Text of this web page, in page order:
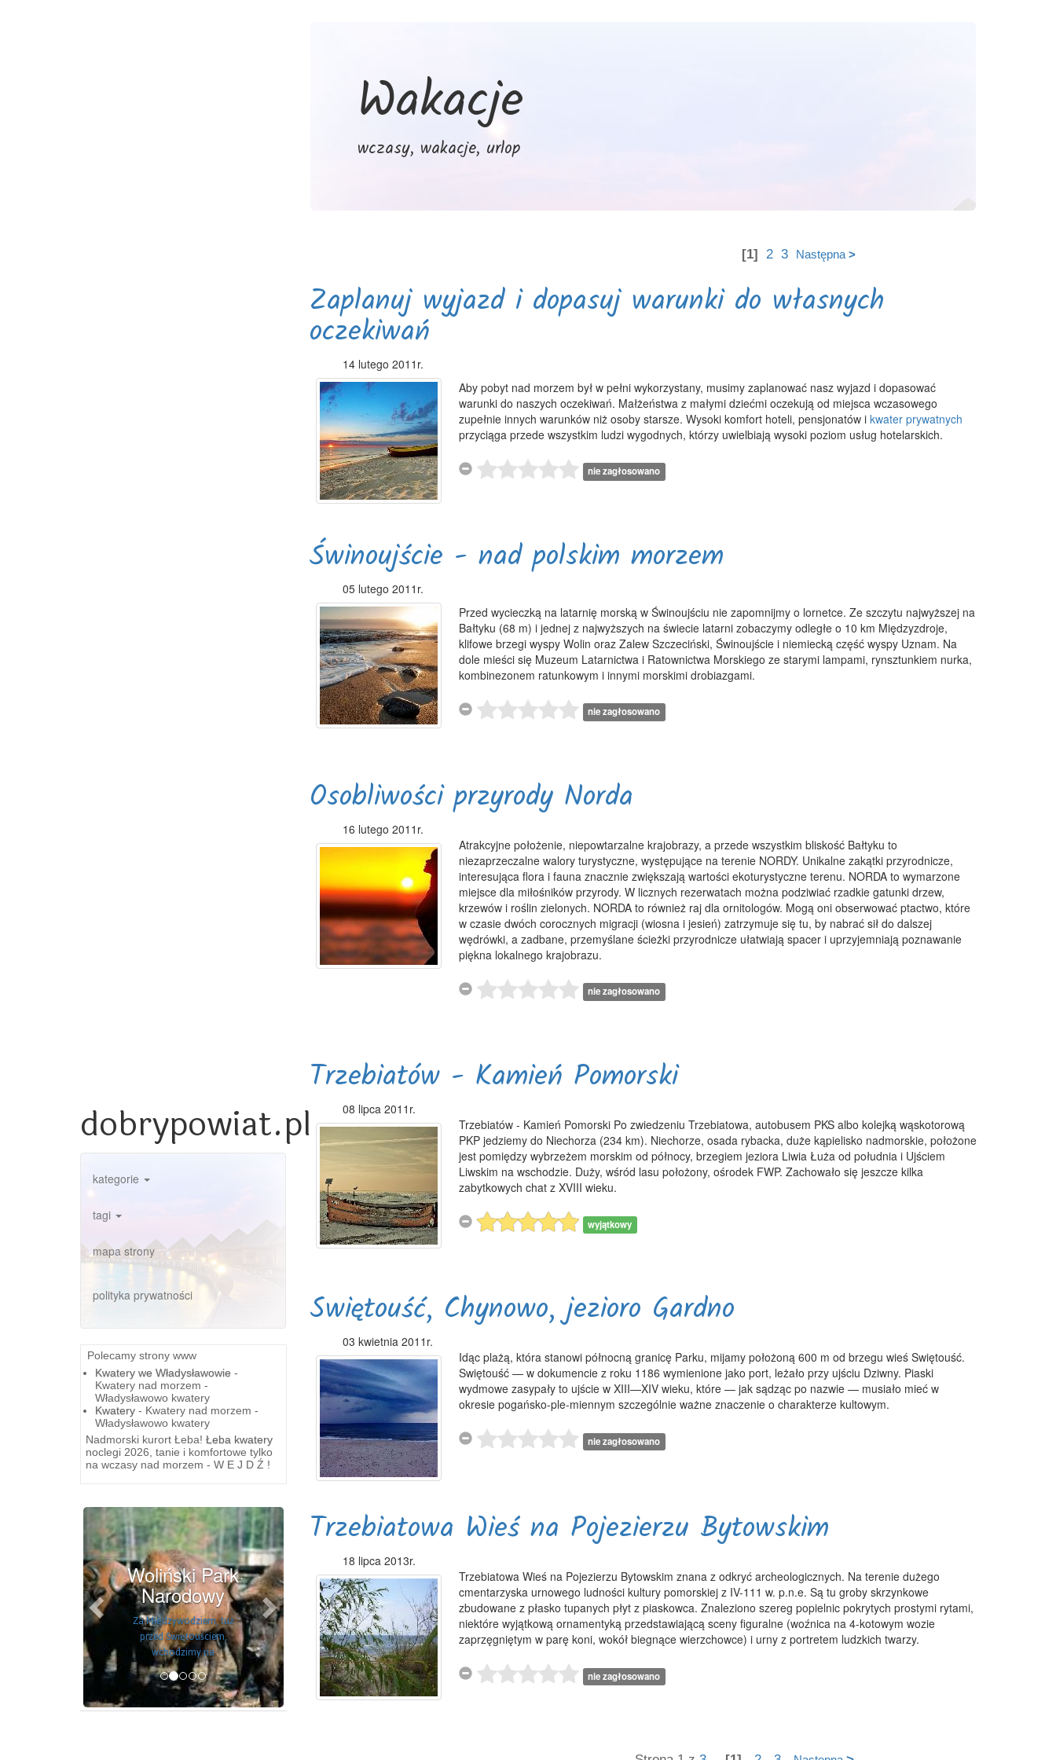
dobrypowiat.pl
kategorie
tagi
mapa strony
polityka prywatności
Polecamy strony www
Kwatery we Władysławowie -
Kwatery nad morzem -
Władysławowo kwatery
Kwatery - Kwatery nad morzem -
Władysławowo kwatery
Nadmorski kurort Łeba! Łeba kwatery
noclegi 2026, tanie i komfortowe tylko
na wczasy nad morzem - W E J D Ź !
Woliński Park
Narodowy
Za Międzywodziem, tuż
przed Swiętouściem,
wchodzimy na
Previous Next
Wakacje
wczasy, wakacje, urlop
[1] 2 3 Następna >
Zaplanuj wyjazd i dopasuj warunki do własnych
oczekiwań
14 lutego 2011r.
Aby pobyt nad morzem był w pełni wykorzystany, musimy zaplanować nasz wyjazd i dopasować
warunki do naszych oczekiwań. Małżeństwa z małymi dziećmi oczekują od miejsca wczasowego
zupełnie innych warunków niż osoby starsze. Wysoki komfort hoteli, pensjonatów i kwater prywatnych
przyciąga przede wszystkim ludzi wygodnych, którzy uwielbiają wysoki poziom usług hotelarskich.
nie zagłosowano
Świnoujście - nad polskim morzem
05 lutego 2011r.
Przed wycieczką na latarnię morską w Świnoujściu nie zapomnijmy o lornetce. Ze szczytu najwyższej na
Bałtyku (68 m) i jednej z najwyższych na świecie latarni zobaczymy odległe o 10 km Międzyzdroje,
klifowe brzegi wyspy Wolin oraz Zalew Szczeciński, Świnoujście i niemiecką część wyspy Uznam. Na
dole mieści się Muzeum Latarnictwa i Ratownictwa Morskiego ze starymi lampami, rynsztunkiem nurka,
kombinezonem ratunkowym i innymi morskimi drobiazgami.
nie zagłosowano
Osobliwości przyrody Norda
16 lutego 2011r.
Atrakcyjne położenie, niepowtarzalne krajobrazy, a przede wszystkim bliskość Bałtyku to
niezaprzeczalne walory turystyczne, występujące na terenie NORDY. Unikalne zakątki przyrodnicze,
interesująca flora i fauna znacznie zwiększają wartości ekoturystyczne terenu. NORDAto wymarzone
miejsce dla miłośników przyrody. W licznych rezerwatach można podziwiać rzadkie gatunki drzew,
krzewów i roślin zielonych. NORDAto również raj dla ornitologów. Mogą oni obserwować ptactwo, które
w czasie dwóch corocznych migracji (wiosna i jesień) zatrzymuje się tu, by nabrać sił do dalszej
wędrówki, a zadbane, przemyślane ścieżki przyrodnicze ułatwiają spacer i uprzyjemniają poznawanie
piękna lokalnego krajobrazu.
nie zagłosowano
Trzebiatów - Kamień Pomorski
08 lipca 2011r.
Trzebiatów - Kamień Pomorski Po zwiedzeniu Trzebiatowa, autobusem PKS albo kolejką wąskotorową
PKP jedziemy do Niechorza (234 km). Niechorze, osada rybacka, duże kąpielisko nadmorskie, położone
jest pomiędzy wybrzeżem morskim od północy, brzegiem jeziora Liwia Łuża od południa i Ujściem
Liwskim na wschodzie. Duży, wśród lasu położony, ośrodek FWP. Zachowało się jeszcze kilka
zabytkowych chat z XVIII wieku.
wyjątkowy
Swiętouść, Chynowo, jezioro Gardno
03 kwietnia 2011r.
Idąc plażą, która stanowi północną granicę Parku, mijamy położoną 600 m od brzegu wieś Swiętouść.
Swiętouść — w dokumencie z roku 1186 wymienione jako port, leżało przy ujściu Dziwny. Piaski
wydmowe zasypały to ujście w XIII—XIV wieku, które — jak sądząc po nazwie — musiało mieć w
okresie pogańsko-ple-miennym szczególnie ważne znaczenie o charakterze kultowym.
nie zagłosowano
Trzebiatowa Wieś na Pojezierzu Bytowskim
18 lipca 2013r.
Trzebiatowa Wieś na Pojezierzu Bytowskim znana z odkryć archeologicznych. Na terenie dużego
cmentarzyska urnowego ludności kultury pomorskiej z IV-111 w. p.n.e. Są tu groby skrzynkowe
zbudowane z płasko tupanych płyt z piaskowca. Znaleziono szereg popielnic pokrytych prostymi rytami,
niektóre wyjątkową ornamentyką przedstawiającą sceny figuralne (woźnica na 4-kotowym wozie
zaprzęgniętym w parę koni, wokół biegnące wierzchowce) i urny z portretem ludzkich twarzy.
nie zagłosowano